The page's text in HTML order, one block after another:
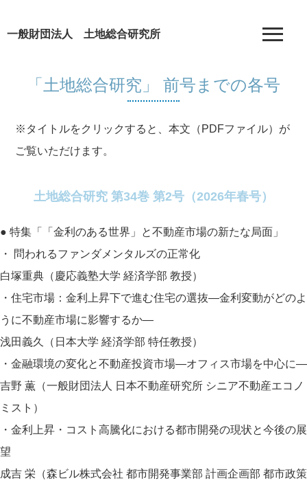
一般財団法人 土地総合研究所
「土地総合研究」 前号までの各号
※タイトルをクリックすると、本文（PDFファイル）が
ご覧いただけます。
土地総合研究 第34巻 第2号（2026年春号）
● 特集「「金利のある世界」と不動産市場の新たな局面」
・
問われるファンダメンタルズの正常化
白塚重典（慶応義塾大学 経済学部 教授）
・住宅市場：金利上昇下で進む住宅の選抜―金利変動がどのよ
うに不動産市場に影響するか―
浅田義久（日本大学 経済学部 特任教授）
・金融環境の変化と不動産投資市場―オフィス市場を中心に―
吉野 薫（一般財団法人 日本不動産研究所 シニア不動産エコノ
ミスト）
・金利上昇・コスト高騰化における都市開発の現状と今後の展
望
成吉 栄（森ビル株式会社 都市開発事業部 計画企画部 都市政策